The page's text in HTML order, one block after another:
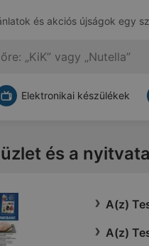
és akciós újságok egy
Elektronikai készülékek
és a
A(z)
A(z)